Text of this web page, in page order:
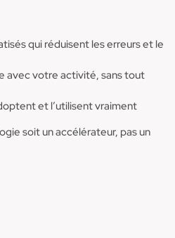
qui réduisent les erreurs et le
avec votre activité, sans tout
et l’utilisent vraiment
soit un accélérateur, pas un